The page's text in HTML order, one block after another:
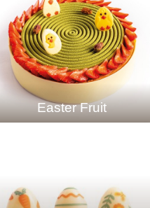
Easter Fruit